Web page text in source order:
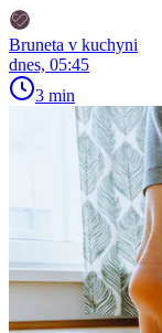
Bruneta v kuchyni
dnes, 05:45
3 min